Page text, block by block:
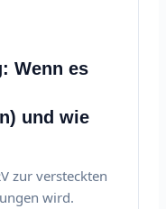
Wenn es
und wie
zur versteckten
wird.